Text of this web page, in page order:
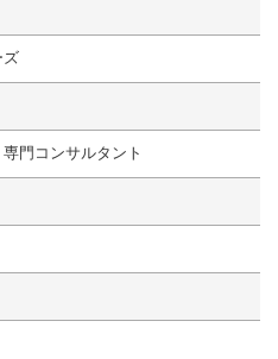
ズ
門コンサルタント